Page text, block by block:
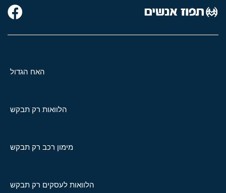
האח הגדול
הלוואות רק תבקש
מימון רכב רק תבקש
הלוואות לעסקים רק תבקש